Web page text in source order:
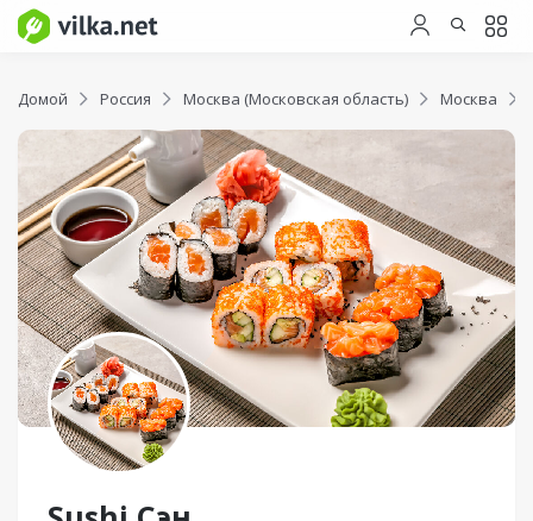
Домой Россия Москва (Московская область) Москва